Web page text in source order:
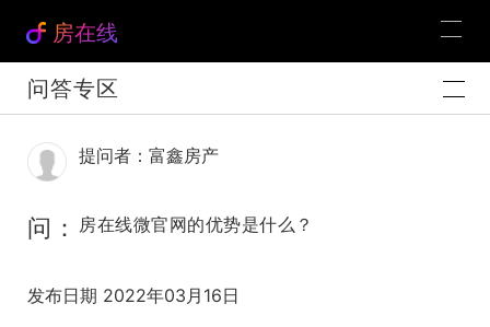
房在线
问答专区
提问者：富鑫房产
问： 房在线微官网的优势是什么？
发布日期 2022年03月16日